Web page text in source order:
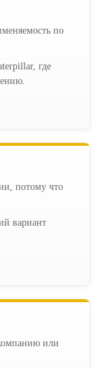
по
где
потому что
вариант
или